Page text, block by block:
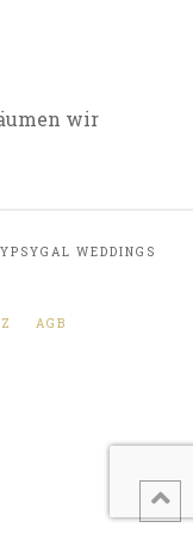
wir
WEDDINGS
AGB